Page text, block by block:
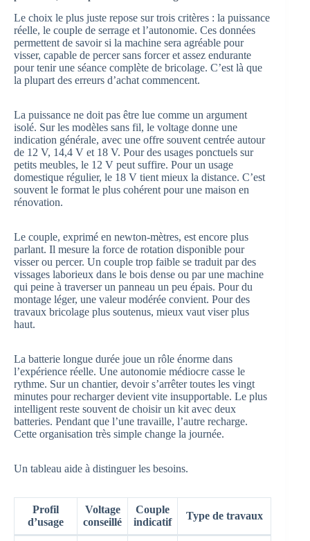
Le choix le plus juste repose sur trois critères : la puissance
réelle, le couple de serrage et l’autonomie. Ces données
permettent de savoir si la machine sera agréable pour
visser, capable de percer sans forcer et assez endurante
pour tenir une séance complète de bricolage. C’est là que
la plupart des erreurs d’achat commencent.
La puissance ne doit pas être lue comme un argument
isolé. Sur les modèles sans fil, le voltage donne une
indication générale, avec une offre souvent centrée autour
de 12 V, 14,4 V et 18 V. Pour des usages ponctuels sur
petits meubles, le 12 V peut suffire. Pour un usage
domestique régulier, le 18 V tient mieux la distance. C’est
souvent le format le plus cohérent pour une maison en
rénovation.
Le couple, exprimé en newton-mètres, est encore plus
parlant. Il mesure la force de rotation disponible pour
visser ou percer. Un couple trop faible se traduit par des
vissages laborieux dans le bois dense ou par une machine
qui peine à traverser un panneau un peu épais. Pour du
montage léger, une valeur modérée convient. Pour des
travaux bricolage plus soutenus, mieux vaut viser plus
haut.
La batterie longue durée joue un rôle énorme dans
l’expérience réelle. Une autonomie médiocre casse le
rythme. Sur un chantier, devoir s’arrêter toutes les vingt
minutes pour recharger devient vite insupportable. Le plus
intelligent reste souvent de choisir un kit avec deux
batteries. Pendant que l’une travaille, l’autre recharge.
Cette organisation très simple change la journée.
Un tableau aide à distinguer les besoins.
Profil
d’usage
Voltage
conseillé
Couple
indicatif
Type de travaux